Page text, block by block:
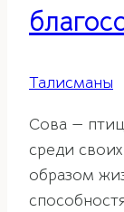
Талисманы
Сова —
среди
образом